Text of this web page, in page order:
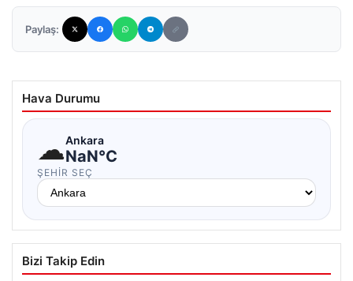
Paylaş:
Hava Durumu
☁Ankara
NaN°C
ŞEHIR SEÇ
Bizi Takip Edin